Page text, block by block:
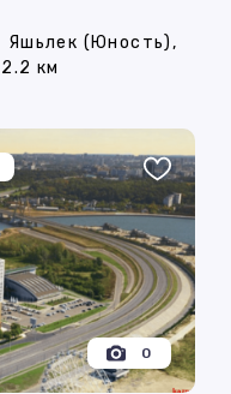
Яшьлек (Юность),
2.2 км
0